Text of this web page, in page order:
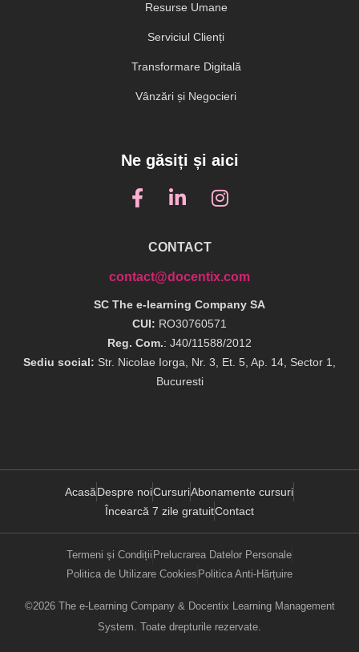
Resurse Umane
Serviciul Clienți
Transformare Digitală
Vânzări și Negocieri
Ne găsiți și aici
CONTACT
contact@docentix.com
SC The e-learning Company SA
CUI: RO30760571
Reg. Com.: J40/11588/2012
Sediu social: Str. Nicolae Iorga, Nr. 3, Et. 5, Ap. 14, Sector 1,
Bucuresti
AcasăDespre noiCursuriAbonamente cursuri
Încearcă 7 zile gratuitContact
Termeni și Condiții Prelucrarea Datelor Personale
Politica de Utilizare Cookies Politica Anti-Hărțuire
©2026 The e-Learning Company & Docentix Learning Management
System. Toate drepturile rezervate.